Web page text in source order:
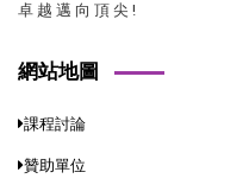
卓 越 邁 向 頂 尖 !
網站地圖
課程討論
贊助單位